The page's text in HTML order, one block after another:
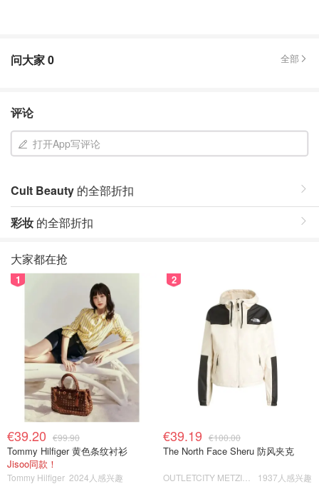
问大家0 全部
评论
打开App写评论
Cult Beauty 的全部折扣
彩妆 的全部折扣
大家都在抢
1
€39.20 €99.90
Tommy Hilfiger 黄色条纹衬衫
Jisoo同款！
Tommy Hilfiger 2024人感兴趣
2
€39.19 €100.00
The North Face Sheru 防风夹克
1937人感兴趣